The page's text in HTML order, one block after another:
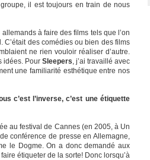
il est toujours en train de nous
à faire des films tels que l’on
des comédies ou bien des films
ne rien vouloir réaliser d’autre.
idées. Pour Sleepers, j’ai travaillé avec
une familiarité esthétique entre nos
c’est l’inverse, c’est une étiquette
au festival de Cannes (en 2005, à Un
conférence de presse en Allemagne,
le Dogme. On a donc demandé aux
étiqueter de la sorte! Donc lorsqu’à